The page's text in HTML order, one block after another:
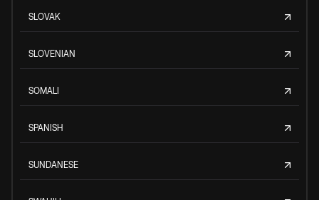
SLOVAK
SLOVENIAN
SOMALI
SPANISH
SUNDANESE